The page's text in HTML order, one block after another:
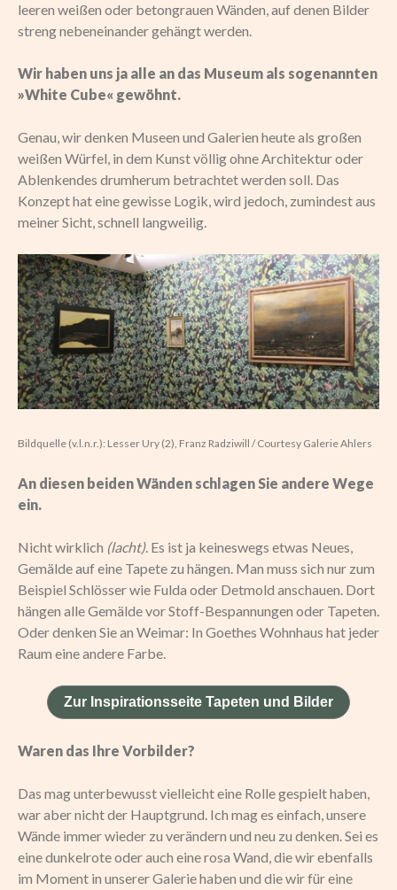
leeren weißen oder betongrauen Wänden, auf denen Bilder
streng nebeneinander gehängt werden.
Wir haben uns ja alle an das Museum als sogenannten
»White Cube« gewöhnt.
Genau, wir denken Museen und Galerien heute als großen
weißen Würfel, in dem Kunst völlig ohne Architektur oder
Ablenkendes drumherum betrachtet werden soll. Das
Konzept hat eine gewisse Logik, wird jedoch, zumindest aus
meiner Sicht, schnell langweilig.
Bildquelle (v.l.n.r.): Lesser Ury (2), Franz Radziwill / Courtesy Galerie Ahlers
An diesen beiden Wänden schlagen Sie andere Wege
ein.
Nicht wirklich (lacht). Es ist ja keineswegs etwas Neues,
Gemälde auf eine Tapete zu hängen. Man muss sich nur zum
Beispiel Schlösser wie Fulda oder Detmold anschauen. Dort
hängen alle Gemälde vor Stoff-Bespannungen oder Tapeten.
Oder denken Sie an Weimar: In Goethes Wohnhaus hat jeder
Raum eine andere Farbe.
Zur Inspirationsseite Tapeten und Bilder
Waren das Ihre Vorbilder?
Das mag unterbewusst vielleicht eine Rolle gespielt haben,
war aber nicht der Hauptgrund. Ich mag es einfach, unsere
Wände immer wieder zu verändern und neu zu denken. Sei es
eine dunkelrote oder auch eine rosa Wand, die wir ebenfalls
im Moment in unserer Galerie haben und die wir für eine